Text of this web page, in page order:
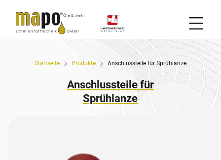
Startseite Produkte Anschlussteile für Sprühlanze
Anschlussteile für
Sprühlanze